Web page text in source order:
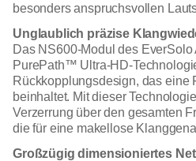
besonders anspruchsvollen
Unglaublich präzise
Das NS600-Modul des
PurePath™ Ultra-HD-
Rückkopplungsdesign, das eine
beinhaltet. Mit dieser
Verzerrung über den gesamten
die für eine makellose
Großzügig dimensioniertes